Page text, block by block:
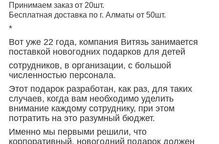
Принимаем заказ от 20шт.
Бесплатная доставка по г. Алматы от 50шт.
*
Вот уже 22 года, компания Витязь занимается
поставкой новогодних подарков для детей
сотрудников, в организации, с большой
численностью персонала.
Этот подарок разработан, как раз, для таких
случаев, когда вам необходимо уделить
внимание каждому сотруднику, при этом
потратить на это разумный бюджет.
Именно мы первыми решили, что
корпоративный, новогодний подарок должен